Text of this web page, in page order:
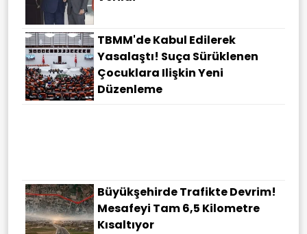
TBMM'de Kabul Edilerek
Yasalaştı! Suça Sürüklenen
Çocuklara Ilişkin Yeni
Düzenleme
Büyükşehirde Trafikte Devrim!
Mesafeyi Tam 6,5 Kilometre
Kısaltıyor